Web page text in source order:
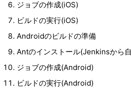
ジョブの作成(iOS)
ビルドの実行(iOS)
Androidのビルドの準備
Antのインストール(Jenkinsから
ジョブの作成(Android)
ビルドの実行(Android)